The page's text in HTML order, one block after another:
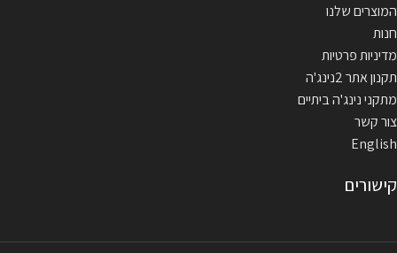
המוצרים שלנו
חנות
מדיניות פרטיות
תקנון אתר 2נינג'ה
מתקני נינג'ה ביתיים
צור קשר
English
קישורים